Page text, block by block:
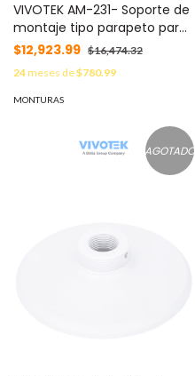
VIVOTEK AM-231- Soporte de
montaje tipo parapeto para
cámaras Speed Dome
$12,923.99 $16,474.32
24meses de$780.99
MONTURAS
AGOTADO